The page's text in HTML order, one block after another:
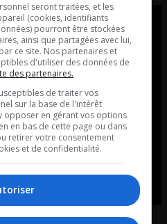
seront traitées, et les
(cookies, identifiants
pourront être stockées
ainsi que partagées avec lui,
ce site. Nos partenaires et
d'utiliser des données de
des partenaires.
de traiter vos
sur la base de l'intérêt
opposer en gérant vos options
en bas de cette page ou dans
retirer votre consentement
et de confidentialité.